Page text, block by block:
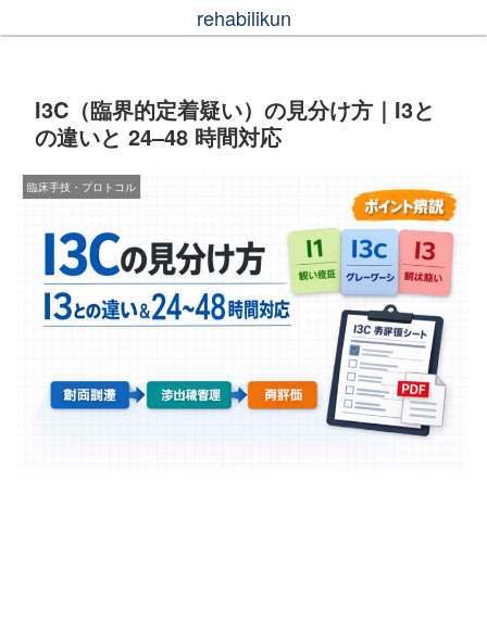
rehabilikun
I3C（臨界的定着疑い）の見分け方｜I3と
の違いと 24–48 時間対応
臨床手技・プロトコル